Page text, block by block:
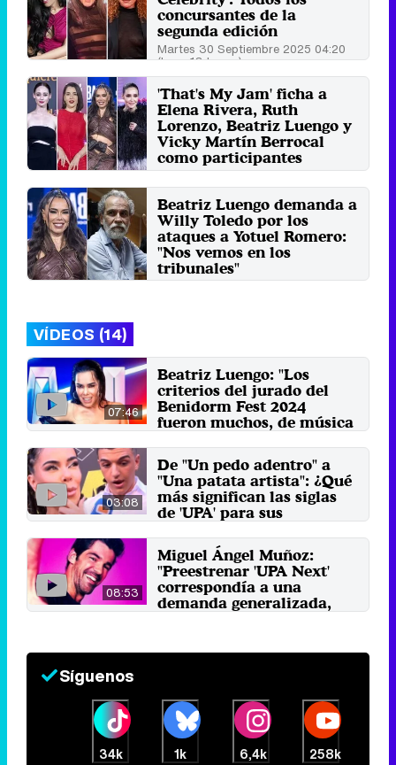
concursantes de la
segunda edición
Martes 30 Septiembre 2025 04:20
(hace 13 horas)
'That's My Jam' ficha a
Elena Rivera, Ruth
Lorenzo, Beatriz Luengo y
Vicky Martín Berrocal
como participantes
Jueves 27 Marzo 2025 11:30
Beatriz Luengo demanda a
Willy Toledo por los
ataques a Yotuel Romero:
"Nos vemos en los
tribunales"
Lunes 18 Noviembre 2024 16:45
VÍDEOS (14)
07:46
Beatriz Luengo: "Los
criterios del jurado del
Benidorm Fest 2024
fueron muchos, de música
18 de marzo 2024
03:08
De "Un pedo adentro" a
"Una patata artista": ¿Qué
más significan las siglas
de 'UPA' para sus
4 de junio 2023
08:53
Miguel Ángel Muñoz:
"Preestrenar 'UPA Next'
correspondía a una
demanda generalizada,
Síguenos
34k 1k 6,4k 258k